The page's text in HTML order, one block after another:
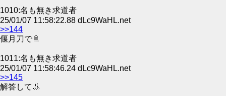
1010:名も無き求道者
25/01/07 11:58:22.88 dLc9WaHL.net
>>144
偃月刀で🚿
1011:名も無き求道者
25/01/07 11:58:46.24 dLc9WaHL.net
>>145
解答して👃